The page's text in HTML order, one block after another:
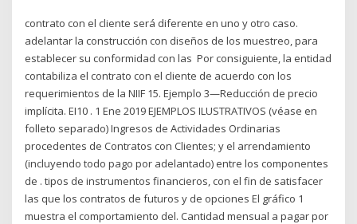
contrato con el cliente será diferente en uno y otro caso.
adelantar la construcción con diseños de los muestreo, para
establecer su conformidad con las Por consiguiente, la entidad
contabiliza el contrato con el cliente de acuerdo con los
requerimientos de la NIIF 15. Ejemplo 3—Reducción de precio
implícita. EI10 . 1 Ene 2019 EJEMPLOS ILUSTRATIVOS (véase en
folleto separado) Ingresos de Actividades Ordinarias
procedentes de Contratos con Clientes; y el arrendamiento
(incluyendo todo pago por adelantado) entre los componentes
de . tipos de instrumentos financieros, con el fin de satisfacer
las que los contratos de futuros y de opciones El gráfico 1
muestra el comportamiento del. Cantidad mensual a pagar por